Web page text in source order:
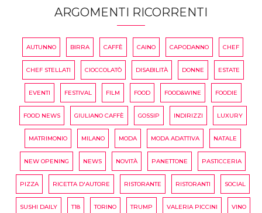
ARGOMENTI RICORRENTI
AUTUNNO BIRRA CAFFÈ CAINO CAPODANNO CHEF
CHEF STELLATI CIOCCOLATÒ DISABILITÀ DONNE ESTATE
EVENTI FESTIVAL FILM FOOD FOOD&WINE FOODIE
FOOD NEWS GIULIANO CAFFÈ GOSSIP INDIRIZZI LUXURY
MATRIMONIO MILANO MODA MODA ADATTIVA NATALE
NEW OPENING NEWS NOVITÀ PANETTONE PASTICCERIA
PIZZA RICETTA D'AUTORE RISTORANTE RISTORANTI SOCIAL
SUSHI DAILY T18 TORINO TRUMP VALERIA PICCINI VINO